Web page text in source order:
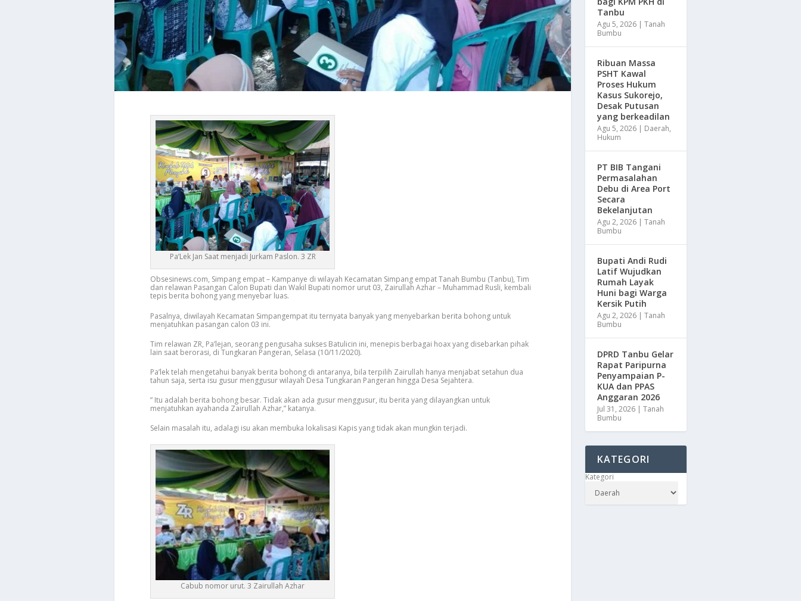
Pa’Lek Jan Saat menjadi Jurkam Paslon. 3 ZR
Obsesinews.com, Simpang empat – Kampanye di wilayah Kecamatan Simpang empat Tanah Bumbu (Tanbu), Tim
dan relawan Pasangan Calon Bupati dan Wakil Bupati nomor urut 03, Zairullah Azhar – Muhammad Rusli, kembali
tepis berita bohong yang menyebar luas.
Pasalnya, diwilayah Kecamatan Simpangempat itu ternyata banyak yang menyebarkan berita bohong untuk
menjatuhkan pasangan calon 03 ini.
Tim relawan ZR, Pa’lejan, seorang pengusaha sukses Batulicin ini, menepis berbagai hoax yang disebarkan pihak
lain saat berorasi, di Tungkaran Pangeran, Selasa (10/11/2020).
Pa’lek telah mengetahui banyak berita bohong di antaranya, bila terpilih Zairullah hanya menjabat setahun dua
tahun saja, serta isu gusur menggusur wilayah Desa Tungkaran Pangeran hingga Desa Sejahtera.
” Itu adalah berita bohong besar. Tidak akan ada gusur menggusur, itu berita yang dilayangkan untuk
menjatuhkan ayahanda Zairullah Azhar,” katanya.
Selain masalah itu, adalagi isu akan membuka lokalisasi Kapis yang tidak akan mungkin terjadi.
Cabub nomor urut. 3 Zairullah Azhar
Tanbu
Agu 5, 2026| Tanah
Bumbu
Ribuan Massa
PSHT Kawal
Proses Hukum
Kasus Sukorejo,
Desak Putusan
yang berkeadilan
Agu 5, 2026| Daerah,
Hukum
PT BIB Tangani
Permasalahan
Debu di Area Port
Secara
Bekelanjutan
Agu 2, 2026| Tanah
Bumbu
Bupati Andi Rudi
Latif Wujudkan
Rumah Layak
Huni bagi Warga
Kersik Putih
Agu 2, 2026| Tanah
Bumbu
DPRD Tanbu Gelar
Rapat Paripurna
Penyampaian P-
KUA dan PPAS
Anggaran 2026
Jul 31, 2026| Tanah
Bumbu
KATEGORI
Kategori